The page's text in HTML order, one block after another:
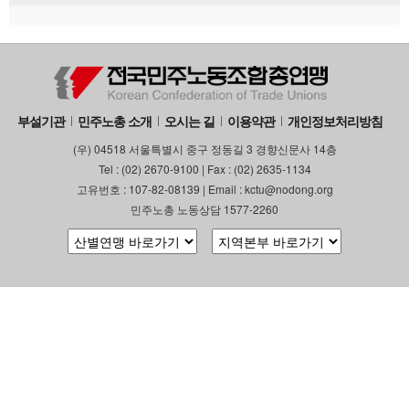
부설기관 민주노총 소개 오시는 길 이용약관 개인정보처리방침
(우) 04518 서울특별시 중구 정동길 3 경향신문사 14층
Tel : (02) 2670-9100 | Fax : (02) 2635-1134
고유번호 : 107-82-08139 | Email : kctu@nodong.org
민주노총 노동상담 1577-2260